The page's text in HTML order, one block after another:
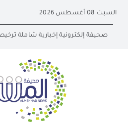
content
السبت 08 أغسطس 2026
صحيفة إلكترونية إخبارية شاملة ترخيص